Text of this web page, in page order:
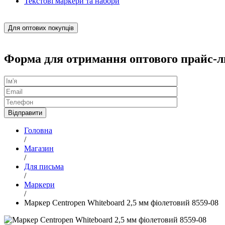
Для оптових покупців
Форма для отримання оптового прайс-
Головна
/
Магазин
/
Для письма
/
Маркери
/
Маркер Centropen Whiteboard 2,5 мм фіолетовий 8559-08